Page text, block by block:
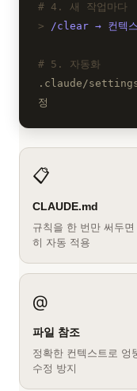
4. 새 작업마다
/clear → 컨텍스
5. 자동화
.claude/
정
📋
CLAUDE.md
규칙을 한 번만 써두면
히 자동 적용
@
파일 참조
정확한 컨텍스트로 엉
수정 방지